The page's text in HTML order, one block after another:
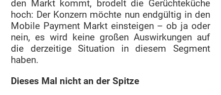
den Markt kommt, brodelt die Gerüchteküche
hoch: Der Konzern möchte nun endgültig in den
Mobile Payment Markt einsteigen – ob ja oder
nein, es wird keine großen Auswirkungen auf
die derzeitige Situation in diesem Segment
haben.
Dieses Mal nicht an der Spitze